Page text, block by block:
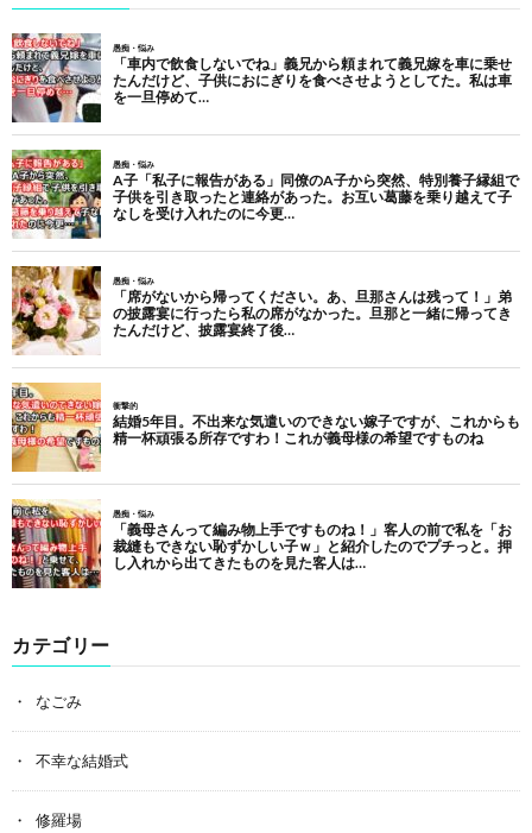
カテゴリー
なごみ
不幸な結婚式
修羅場